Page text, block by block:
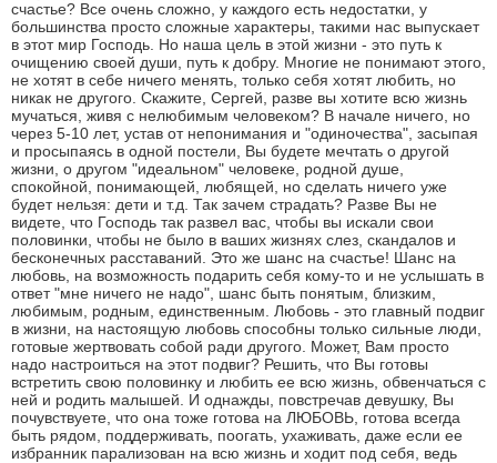
счастье? Все очень сложно, у каждого есть недостатки, у
большинства просто сложные характеры, такими нас выпускает
в этот мир Господь. Но наша цель в этой жизни - это путь к
очищению своей души, путь к добру. Многие не понимают этого,
не хотят в себе ничего менять, только себя хотят любить, но
никак не другого. Скажите, Сергей, разве вы хотите всю жизнь
мучаться, живя с нелюбимым человеком? В начале ничего, но
через 5-10 лет, устав от непонимания и "одиночества", засыпая
и просыпаясь в одной постели, Вы будете мечтать о другой
жизни, о другом "идеальном" человеке, родной душе,
спокойной, понимающей, любящей, но сделать ничего уже
будет нельзя: дети и т.д. Так зачем страдать? Разве Вы не
видете, что Господь так развел вас, чтобы вы искали свои
половинки, чтобы не было в ваших жизнях слез, скандалов и
бесконечных расставаний. Это же шанс на счастье! Шанс на
любовь, на возможность подарить себя кому-то и не услышать в
ответ "мне ничего не надо", шанс быть понятым, близким,
любимым, родным, единственным. Любовь - это главный подвиг
в жизни, на настоящую любовь способны только сильные люди,
готовые жертвовать собой ради другого. Может, Вам просто
надо настроиться на этот подвиг? Решить, что Вы готовы
встретить свою половинку и любить ее всю жизнь, обвенчаться с
ней и родить малышей. И однажды, повстречав девушку, Вы
почувствуете, что она тоже готова на ЛЮБОВЬ, готова всегда
быть рядом, поддерживать, поогать, ухаживать, даже если ее
избранник парализован на всю жизнь и ходит под себя, ведь